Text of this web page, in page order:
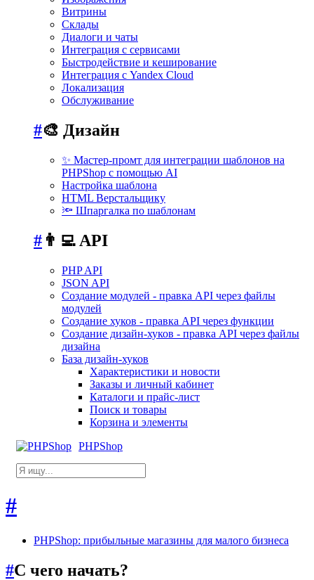
Витрины
Склады
Диалоги и чаты
Интеграция с сервисами
Быстродействие и кеширование
Интеграция с Yandex Cloud
Локализация
Обслуживание
#🎨 Дизайн
✨ Мастер-промт для интеграции шаблонов на
PHPShop с помощью AI
Настройка шаблона
HTML Верстальщику
🔦 Шпаргалка по шаблонам
# 👨‍💻 API
PHP API
JSON API
Создание модулей - правка API через файлы
модулей
Создание хуков - правка API через функции
Создание дизайн-хуков - правка API через файлы
дизайна
База дизайн-хуков
Характеристики и новости
Заказы и личный кабинет
Каталоги и прайс-лист
Поиск и товары
Корзина и элементы
PHPShop
#
PHPShoр: прибыльные магазины для малого бизнеса
#С чего начать?